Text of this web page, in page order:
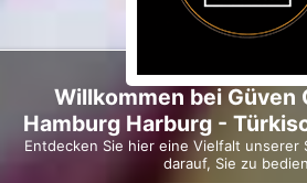
Willkommen bei Güven
Hamburg Harburg -
Entdecken Sie hier eine Vielfalt unserer
darauf, Sie zu